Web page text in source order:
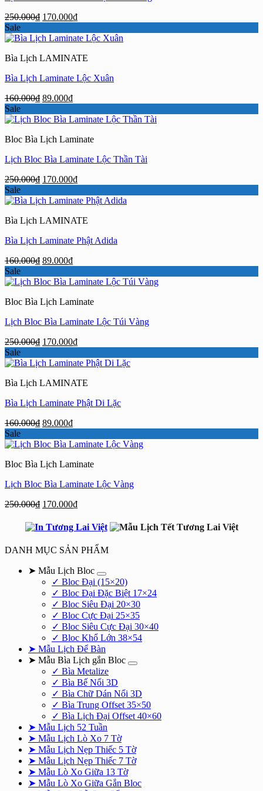
250.000₫ Giá
là:
170.000₫Giá
tại
170.000₫.
Sale
Bìa Lịch LAMINATE
Bìa Lịch Laminate Lộc Xuân
160.000₫ Giá
là:
89.000₫Giá
tại
89.000₫.
Sale
Bloc Bìa Lịch Laminate
Lịch Bloc Bìa Laminate Lộc Thần Tài
250.000₫ Giá
là:
170.000₫Giá
tại
170.000₫.
Sale
Bìa Lịch LAMINATE
Bìa Lịch Laminate Phật Adida
160.000₫ Giá
là:
89.000₫Giá
tại
89.000₫.
Sale
Bloc Bìa Lịch Laminate
Lịch Bloc Bìa Laminate Lộc Túi Vàng
250.000₫ Giá
là:
170.000₫Giá
tại
170.000₫.
Sale
Bìa Lịch LAMINATE
Bìa Lịch Laminate Phật Di Lặc
160.000₫ Giá
là:
89.000₫Giá
tại
89.000₫.
Sale
Bloc Bìa Lịch Laminate
Lịch Bloc Bìa Laminate Lộc Vàng
250.000₫ Giá
là:
250.000₫.
170.000₫Giá
tại
170.000₫.
DANH MỤC SẢN PHẨM
➤ Mẫu Lịch Bloc
✓ Bloc Đại (15×20)
✓ Bloc Đại Đặc Biệt 17×24
✓ Bloc Siêu Đại 20×30
✓ Bloc Cực Đại 25×35
✓ Bloc Siêu Cực Đại 30×40
✓ Bloc Khổ Lớn 38×54
➤ Mẫu Lịch Để Bàn
➤ Mẫu Bìa Lịch gắn Bloc
✓ Bìa Metalize
✓ Bìa Bế Nổi 3D
✓ Bìa Chữ Dán Nổi 3D
✓ Bìa Trung Offset 35×50
✓ Bìa Lịch Đại Offset 40×60
➤ Mẫu Lịch 52 Tuần
➤ Mẫu Lịch Lò Xo 7 Tờ
➤ Mẫu Lịch Nẹp Thiếc 5 Tờ
➤ Mẫu Lịch Nẹp Thiếc 7 Tờ
➤ Mẫu Lò Xo Giữa 13 Tờ
➤ Mẫu Lò Xo Giữa Gắn Bloc